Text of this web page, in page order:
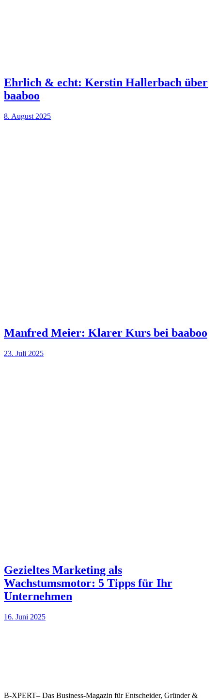
Ehrlich & echt: Kerstin Hallerbach über
baaboo
8. August 2025
Manfred Meier: Klarer Kurs bei baaboo
23. Juli 2025
Gezieltes Marketing als
Wachstumsmotor: 5 Tipps für Ihr
Unternehmen
16. Juni 2025
B-XPERT– Das Business-Magazin für Entscheider, Gründer &